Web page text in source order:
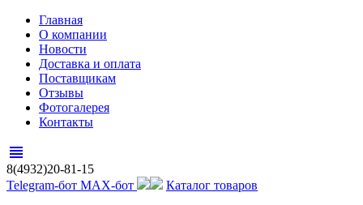
Главная
О компании
Новости
Доставка и оплата
Поставщикам
Отзывы
Фотогалерея
Контакты
view_headline
8(4932)20-81-15
Telegram-бот MAX-бот
Каталог товаров